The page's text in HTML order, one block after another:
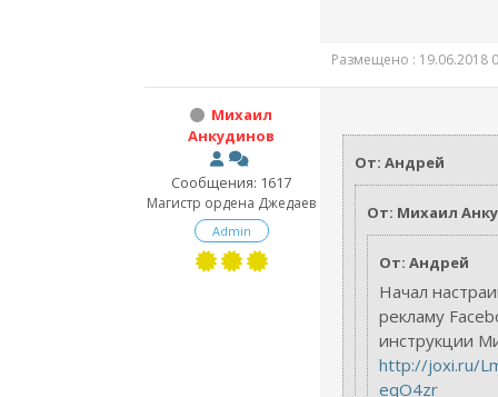
Размещено : 19.06.2018
Михаил
Анкудинов
Сообщения: 1617
Магистр ордена Джедаев
Admin
От: Андрей
От: Михаил
От: Андрей
Начал
рекламу
инструкции
http://joxi.ru/
eqO4zr